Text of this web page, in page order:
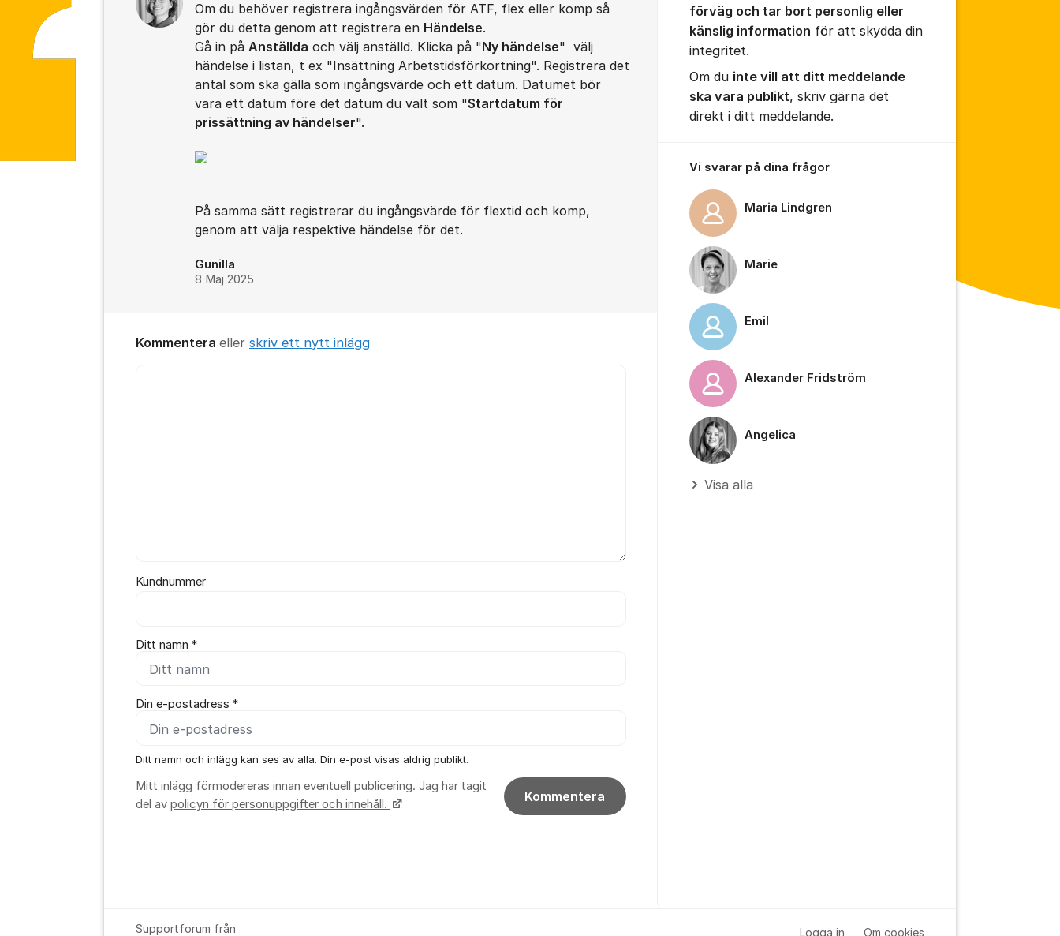
Om du behöver registrera ingångsvärden för ATF, flex eller komp så
gör du detta genom att registrera en Händelse.
Gå in på Anställda och välj anställd. Klicka på "Ny händelse" välj
händelse i listan, t ex "Insättning Arbetstidsförkortning". Registrera det
antal som ska gälla som ingångsvärde och ett datum. Datumet bör
vara ett datum före det datum du valt som "Startdatum för
prissättning av händelser".
På samma sätt registrerar du ingångsvärde för flextid och komp,
genom att välja respektive händelse för det.
Gunilla
8 Maj 2025
Kommentera eller skriv ett nytt inlägg
Kundnummer
Ditt namn *
Din e-postadress *
Ditt namn och inlägg kan ses av alla. Din e-post visas aldrig publikt.
Mitt inlägg förmodereras innan eventuell publicering. Jag har tagit
del av policyn för personuppgifter och innehåll. Kommentera
förväg och tar bort personlig eller
känslig information för att skydda din
integritet.
Om du inte vill att ditt meddelande
ska vara publikt, skriv gärna det
direkt i ditt meddelande.
Vi svarar på dina frågor
Maria Lindgren
Marie
Emil
Alexander Fridström
Angelica
Visa alla
Supportforum från Logga in Om cookies